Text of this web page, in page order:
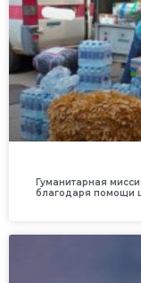
Гуманитарная
благодаря помощи